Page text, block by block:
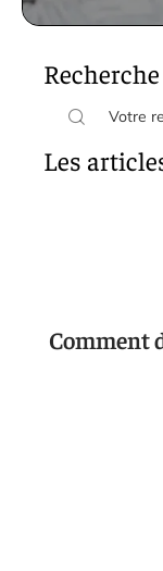
Recherche
Les
Comment